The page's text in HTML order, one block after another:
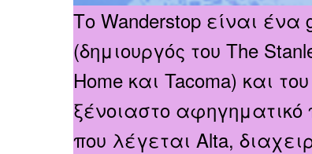
Το Wanderstop είναι
(δημιουργός του The
Home και Tacoma) και
ξένοιαστο αφηγηματικό
που λέγεται Alta,